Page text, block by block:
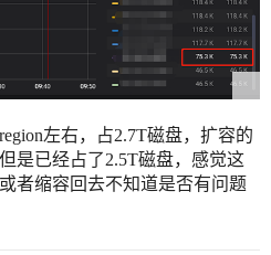
左右，占2.7T磁盘，扩容的
是已经占了2.5T磁盘，感觉这
者缩容回去不知道是否有问题